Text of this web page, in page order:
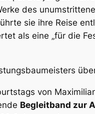
des
sie ihre Reise
als eine „für die
von
Begleitband zur